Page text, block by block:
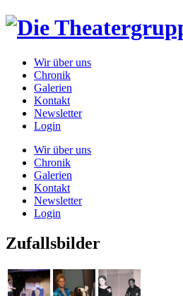
Wir über uns
Chronik
Galerien
Kontakt
Newsletter
Login
Wir über uns
Chronik
Galerien
Kontakt
Newsletter
Login
Zufallsbilder